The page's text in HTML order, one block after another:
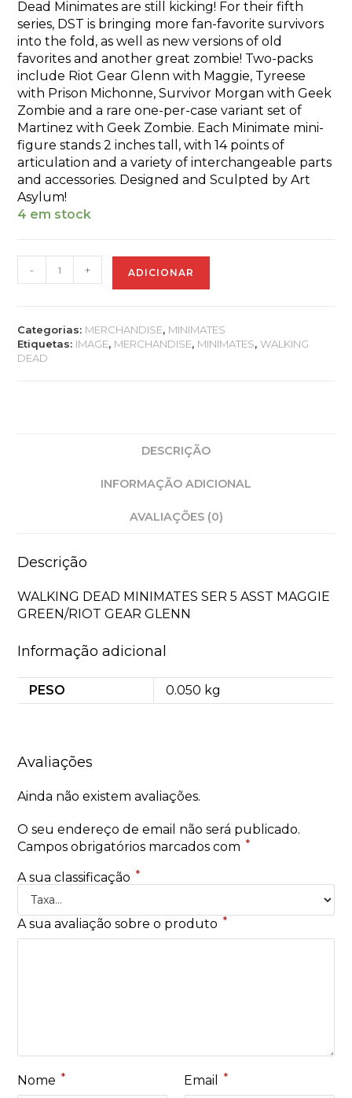
Dead Minimates are still kicking! For their fifth
series, DST is bringing more fan-favorite survivors
into the fold, as well as new versions of old
favorites and another great zombie! Two-packs
include Riot Gear Glenn with Maggie, Tyreese
with Prison Michonne, Survivor Morgan with Geek
Zombie and a rare one-per-case variant set of
Martinez with Geek Zombie. Each Minimate mini-
figure stands 2 inches tall, with 14 points of
articulation and a variety of interchangeable parts
and accessories. Designed and Sculpted by Art
Asylum!
4 em stock
SER
5
ASST
- + ADICIONAR
Categorias: MERCHANDISE, MINIMATES
Etiquetas: IMAGE, MERCHANDISE, MINIMATES,WALKING
DEAD
DESCRIÇÃO
INFORMAÇÃO ADICIONAL
AVALIAÇÕES (0)
Descrição
WALKING DEAD MINIMATES SER 5 ASST MAGGIE
GREEN/RIOT GEAR GLENN
Informação adicional
PESO 0.050 kg
Avaliações
Ainda não existem avaliações.
O seu endereço de email não será publicado.
Campos obrigatórios marcados com *
A sua classificação *
A sua avaliação sobre o produto *
Nome * Email *